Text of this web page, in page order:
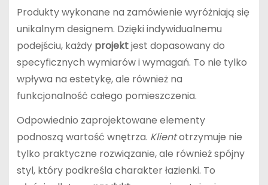
Produkty wykonane na zamówienie wyróżniają się
unikalnym designem. Dzięki indywidualnemu
podejściu, każdy projektjest dopasowany do
specyficznych wymiarów i wymagań. To nie tylko
wpływa na estetykę, ale również na
funkcjonalność całego pomieszczenia.
Odpowiednio zaprojektowane elementy
podnoszą wartość wnętrza. Klientotrzymuje nie
tylko praktyczne rozwiązanie, ale również spójny
styl, który podkreśla charakter łazienki. To